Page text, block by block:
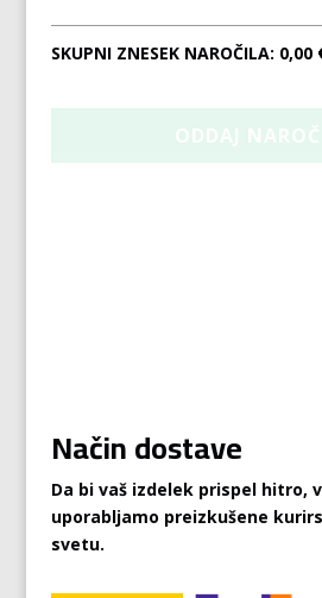
SKUPNI ZNESEK NAROČILA: 0,00
Način dostave
Da bi vaš izdelek prispel hitro,
uporabljamo preizkušene
svetu.